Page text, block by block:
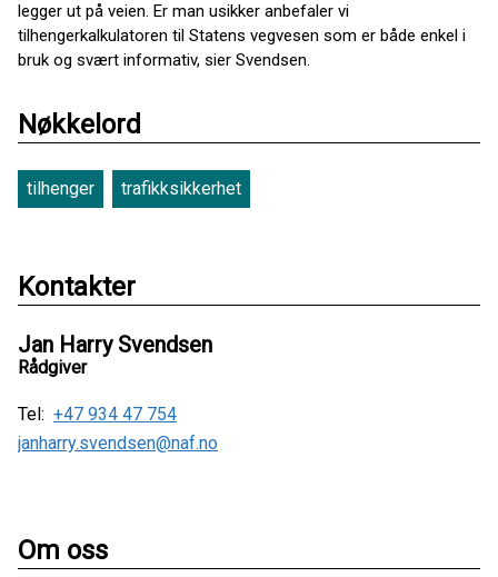
legger ut på veien. Er man usikker anbefaler vi
tilhengerkalkulatoren til Statens vegvesen som er både enkel i
bruk og svært informativ, sier Svendsen.
Nøkkelord
tilhenger trafikksikkerhet
Kontakter
Jan Harry Svendsen
Rådgiver
Tel: +47 934 47 754
janharry.svendsen@naf.no
Om oss